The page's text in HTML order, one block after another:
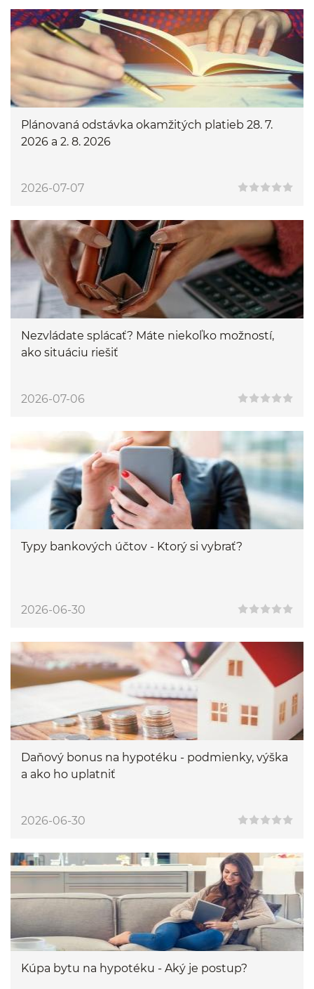
Plánovaná odstávka okamžitých platieb 28. 7.
2026 a 2. 8. 2026
2026-07-07
Nezvládate splácať? Máte niekoľko možností,
ako situáciu riešiť
2026-07-06
Typy bankových účtov - Ktorý si vybrať?
2026-06-30
Daňový bonus na hypotéku - podmienky, výška
a ako ho uplatniť
2026-06-30
Kúpa bytu na hypotéku - Aký je postup?